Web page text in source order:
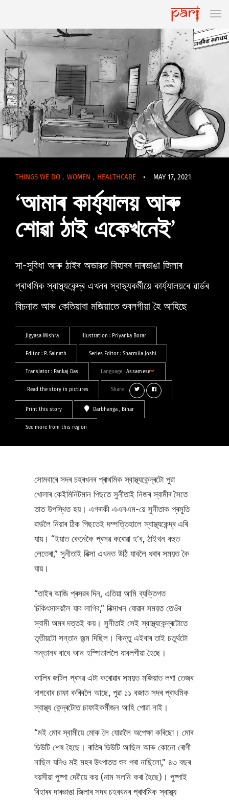
THINGS WE DO , WOMEN , HEALTHCARE • MAY 17, 2021
‘আমাৰ কাৰ্য্যালয় আৰু
শোৱা ঠাই একেখনেই’
সা-সুবিধা আৰু ঠাইৰ অভাৱত বিহাৰৰ দাৰভাঙা জিলাৰ
প্ৰাথমিক স্বাস্থ্যকেন্দ্ৰ এখনৰ স্বাস্থ্যকৰ্মীয়ে কাৰ্য্যালয়ৰে ৱাৰ্ডৰ
বিচনাত আৰু কেতিয়াবা মজিয়াতে শুবলগীয়া হৈ আহিছে
Jigyasa Mishra Illustration : Priyanka Borar
Editor : P. Sainath Series Editor : Sharmila Joshi
Translator : Pankaj Das Language Assamese
Read the story in pictures Share
Print this story Darbhanga , Bihar
See more from this region
সোমবাৰে সদৰ চহৰখনৰ প্ৰাথমিক স্বাস্থ্যকেন্দ্ৰটো পুৱা
খোলাৰ কেইমিনিটমান পিছতে সুনীতাই নিজৰ স্বামীৰ সৈতে
তাত উপস্থিত হয়। এগৰাকী এএনএম-য়ে সুনীতাক প্ৰসূতি
ৱাৰ্ডলৈ নিয়াৰ ঠিক পিছতেই দম্পত্তিহালে স্বাস্থ্যকেন্দ্ৰ এৰি
যায়। “ইয়াত কেনেকৈ প্ৰসৱ কৰোৱা হ’ব, ঠাইখন বহুত
লেতেৰা,” সুনীতাই ৰিক্সা এখনত উঠি যাবলৈ ধৰাৰ সময়ত কৈ
যায়।
“তাইৰ আজি প্ৰসৱৰ দিন, এতিয়া আমি ব্যক্তিগত
চিকিৎসালয়লৈ যাব লাগিব,” ৰিক্সাখন যোৱাৰ সময়ত তেওঁৰ
স্বামী অমৰ দত্তই কয়। সুনীতাই সেই স্বাস্থ্যকেন্দ্ৰটোতে
তৃতীয়টো সন্তান জন্ম দিছিল। কিন্তু এইবাৰ তাই চতুৰ্থটো
সন্তানৰ বাবে আন হস্পিতাললৈ যাবলগীয়া হৈছে।
কালিৰ জটিল প্ৰসৱ এটা কৰোৱাৰ সময়ত মজিয়াত লগা তেজৰ
দাগবোৰ চাফা কৰিবলৈ আছে, পুৱা ১১ বজাত সদৰ প্ৰাথমিক
স্বাস্থ্য কেন্দ্ৰটোত চাফাইকৰ্মীজন আহি পোৱা নাই।
“মই মোৰ স্বামীয়ে মোক লৈ যোৱালৈ অপেক্ষা কৰিছো। মোৰ
ডিউটি শেষ হৈছে। ৰাতিৰ ডিউটি আছিল আৰু কোনো ৰোগী
নাছিল যদিও মই মহৰ উৎপাতত শুব পৰা নাছিলো,” ৪৩ বছৰ
বয়সীয়া পুষ্পা দেৱীয়ে কয় (নাম সলনি কৰা হৈছে)। পুষ্পাই
বিহাৰৰ দাৰভাঙা জিলাৰ সদৰ চহৰখনৰ প্ৰাথমিক স্বাস্থ্য